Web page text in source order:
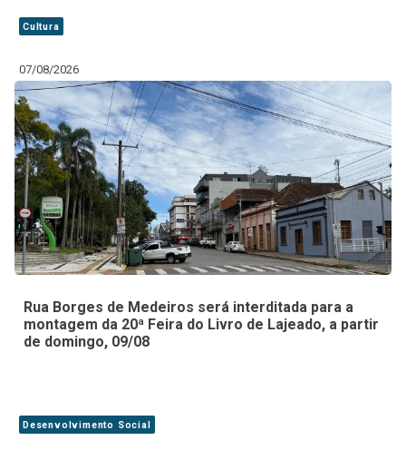
Cultura
07/08/2026
Rua Borges de Medeiros será interditada para a
montagem da 20ª Feira do Livro de Lajeado, a partir
de domingo, 09/08
Desenvolvimento Social